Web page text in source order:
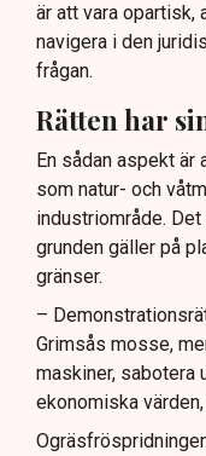
är att vara
navigera i den
frågan.
Rätten har
En sådan aspekt
som natur- och
industriområde.
grunden gäller på
gränser.
–
Grimsås mosse,
maskiner, sabotera
ekonomiska